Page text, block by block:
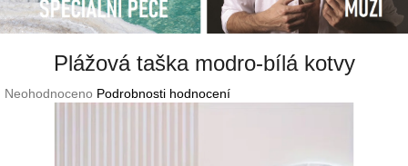
Plážová taška modro-bílá kotvy
Průměrné
Neohodnoceno Podrobnosti hodnocení